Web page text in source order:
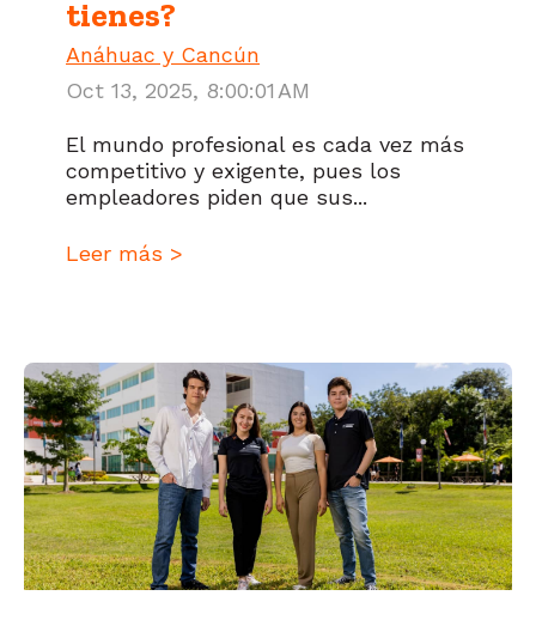
tienes?
Anáhuac y Cancún
Oct 13, 2025, 8:00:01 AM
El mundo profesional es cada vez más
competitivo y exigente, pues los
empleadores piden que sus...
Leer más >